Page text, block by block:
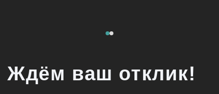
Ждём ваш отклик!